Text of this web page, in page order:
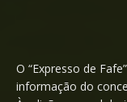
O “Expresso de
informação do